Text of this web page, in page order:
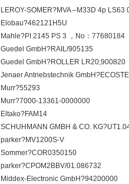
LEROY-SOMER?MVA –M33D 4p LS63
Elobau?462121H5U
Mahle?PI 2145 PS 3 ，No：77680184
Guedel GmbH?RAIL/905135
Guedel GmbH?ROLLER LR20;900820
Jenaer Antriebstechnik
Murr?55293
Murr?7000-13361-0000000
Eltako?FAM14
SCHUHMANN GMBH & CO.
parker?MV1200S-V
Sommer?COR0350150
parker?CPOM2BBV/01.086732
Middex-Electronic GmbH?94200000